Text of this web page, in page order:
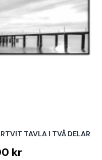
TAVLA I TVÅ DELAR
kr